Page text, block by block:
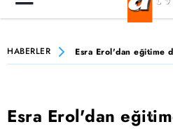
HABERLER Esra Erol'dan eğitime
Esra Erol'dan